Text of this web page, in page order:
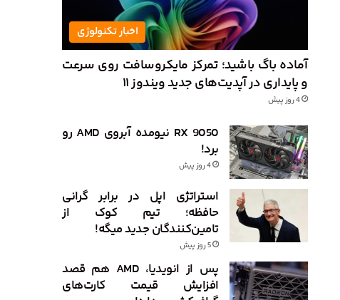
اخبار تکنولوژی
آماده باگ باشید؛ تمرکز مایکروسافت روی سرعت
و پایداری در آپدیت‌های جدید ویندوز ۱۱
4 روز پیش
RX 9050 نیومده آبروی AMD رو
برد!
4 روز پیش
استراتژی اپل در برابر گرانی
حافظه؛ تیم کوک از
تامین‌کنندگان جدید میگه!
5 روز پیش
پس از انویدیا، AMD هم قصد
افزایش قیمت کارت‌های